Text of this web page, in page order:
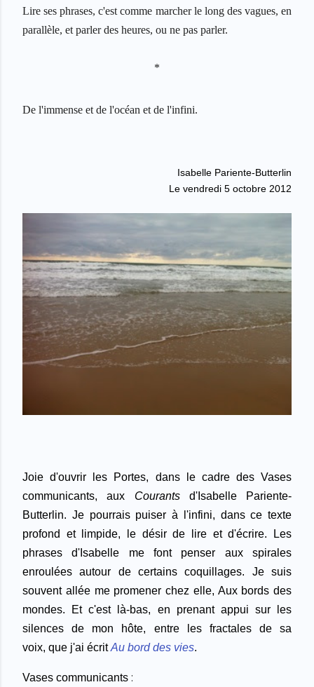
Lire ses phrases, c'est comme marcher le long des vagues, en
parallèle, et parler des heures, ou ne pas parler.
*
De l'immense et de l'océan et de l'infini.
Isabelle Pariente-Butterlin
Le vendredi 5 octobre 2012
Joie d'ouvrir les Portes, dans le cadre des Vases
communicants, aux Courants d'Isabelle Pariente-
Butterlin. Je pourrais puiser à l'infini, dans ce texte
profond et limpide, le désir de lire et d'écrire. Les
phrases d'Isabelle me font penser aux spirales
enroulées autour de certains coquillages. Je suis
souvent allée me promener chez elle, Aux bords des
mondes. Et c'est
là-bas, en prenant appui sur les
silences de mon hôte, entre les fractales de sa
voix, que j'ai écritAu bord des vies.
Vases communicants :